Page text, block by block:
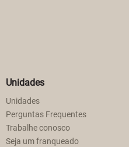
Unidades
Unidades
Perguntas Frequentes
Trabalhe conosco
Seja um franqueado